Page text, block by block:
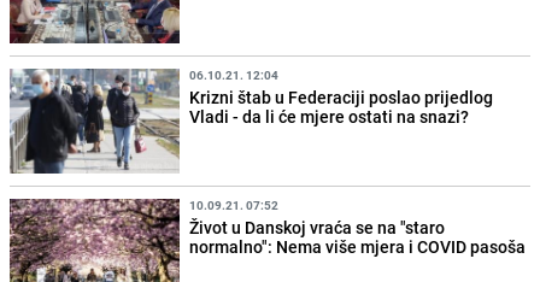
06.10.21. 12:04
Krizni štab u Federaciji poslao prijedlog
Vladi - da li će mjere ostati na snazi?
10.09.21. 07:52
Život u Danskoj vraća se na "staro
normalno": Nema više mjera i COVID pasoša